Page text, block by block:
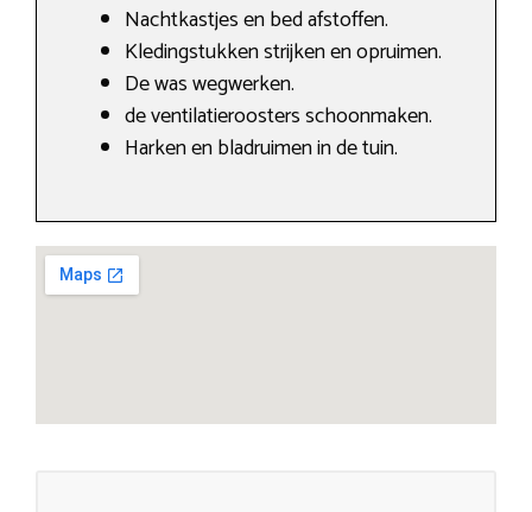
Nachtkastjes en bed afstoffen.
Kledingstukken strijken en opruimen.
De was wegwerken.
de ventilatieroosters schoonmaken.
Harken en bladruimen in de tuin.